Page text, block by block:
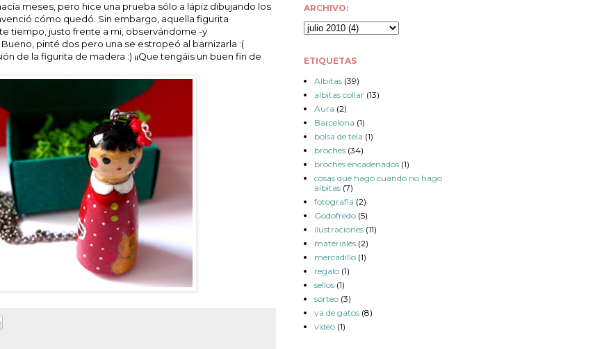
meses, pero hice una prueba sólo a lápiz dibujando los
cómo quedó. Sin embargo, aquella figurita
tiempo, justo frente a mi, observándome -y
pinté dos pero una se estropeó al barnizarla :(
de la figurita de madera :) ¡¡Que tengáis un buen fin de
ARCHIVO:
ETIQUETAS
Albitas (39)
albitas collar (13)
Aura (2)
Barcelona (1)
bolsa de tela (1)
broches (34)
broches encadenados (1)
cosas que hago cuando no hago
albitas (7)
fotografía (2)
Godofredo (5)
ilustraciones (11)
materiales (2)
mercadillo (1)
regalo (1)
sellos (1)
sorteo (3)
va de gatos (8)
video (1)